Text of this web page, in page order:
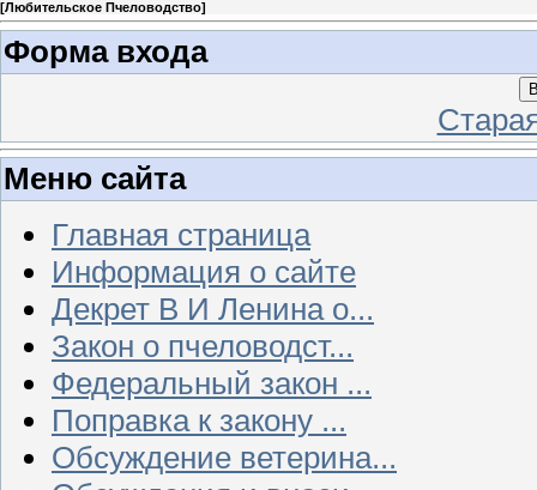
[Любительское Пчеловодство]
Форма входа
Меню сайта
Главная страница
Информация о сайте
Декрет В И Ленина о...
Закон о пчеловодст...
Федеральный закон ...
Поправка к закону ...
Обсуждение ветерина...